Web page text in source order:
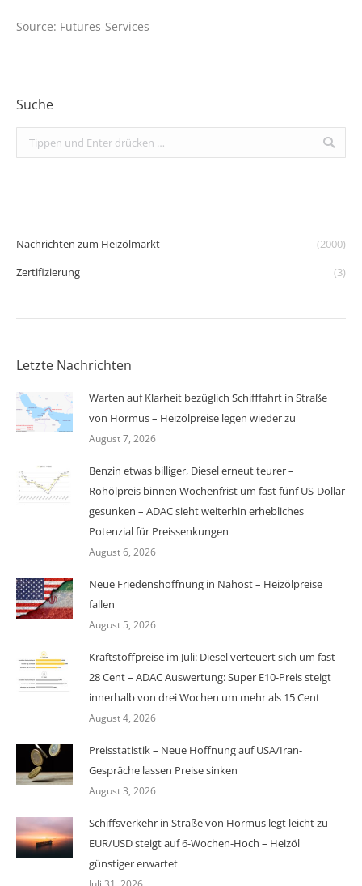
Source: Futures-Services
Suche
Search:
Nachrichten zum Heizölmarkt
(2000)
Zertifizierung
(3)
Letzte Nachrichten
Warten auf Klarheit bezüglich Schifffahrt in Straße
von Hormus – Heizölpreise legen wieder zu
August 7, 2026
Benzin etwas billiger, Diesel erneut teurer –
Rohölpreis binnen Wochenfrist um fast fünf US-Dollar
gesunken – ADAC sieht weiterhin erhebliches
Potenzial für Preissenkungen
August 6, 2026
Neue Friedenshoffnung in Nahost – Heizölpreise
fallen
August 5, 2026
Kraftstoffpreise im Juli: Diesel verteuert sich um fast
28 Cent – ADAC Auswertung: Super E10-Preis steigt
innerhalb von drei Wochen um mehr als 15 Cent
August 4, 2026
Preisstatistik – Neue Hoffnung auf USA/Iran-
Gespräche lassen Preise sinken
August 3, 2026
Schiffsverkehr in Straße von Hormus legt leicht zu –
EUR/USD steigt auf 6-Wochen-Hoch – Heizöl
günstiger erwartet